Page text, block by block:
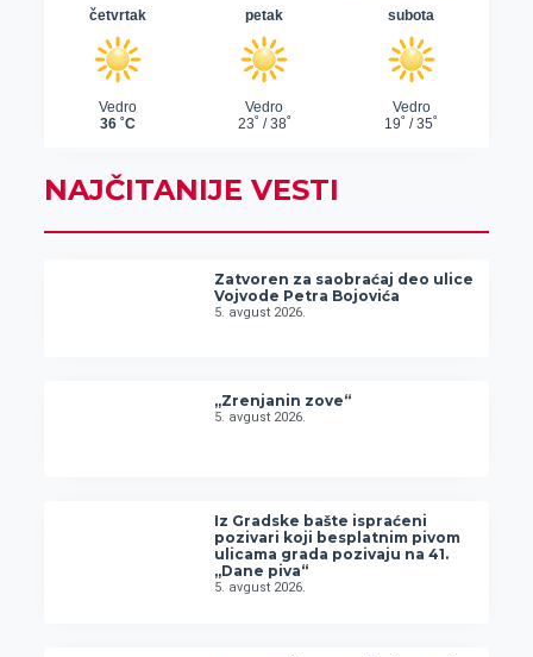
NAJČITANIJE VESTI
Zatvoren za saobraćaj deo ulice
Vojvode Petra Bojovića
5. avgust 2026.
„Zrenjanin zove“
5. avgust 2026.
Iz Gradske bašte ispraćeni
pozivari koji besplatnim pivom
ulicama grada pozivaju na 41.
„Dane piva“
5. avgust 2026.